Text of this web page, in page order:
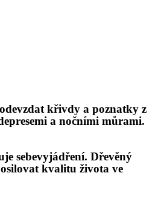
křivdy a poznatky z
a nočními můrami.
sebevyjádření. Dřevěný
kvalitu života ve